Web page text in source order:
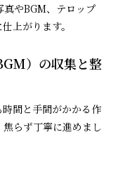
真やBGM、テロップ
上がります。
）の収集と整
間と手間がかかる作
らず丁寧に進めまし